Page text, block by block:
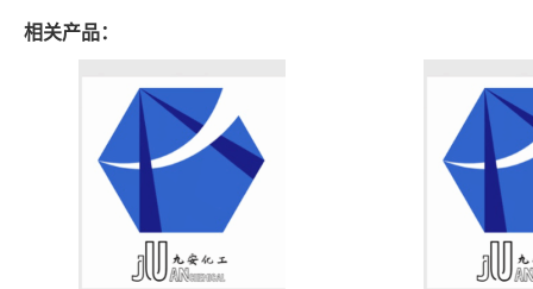
相关产品：